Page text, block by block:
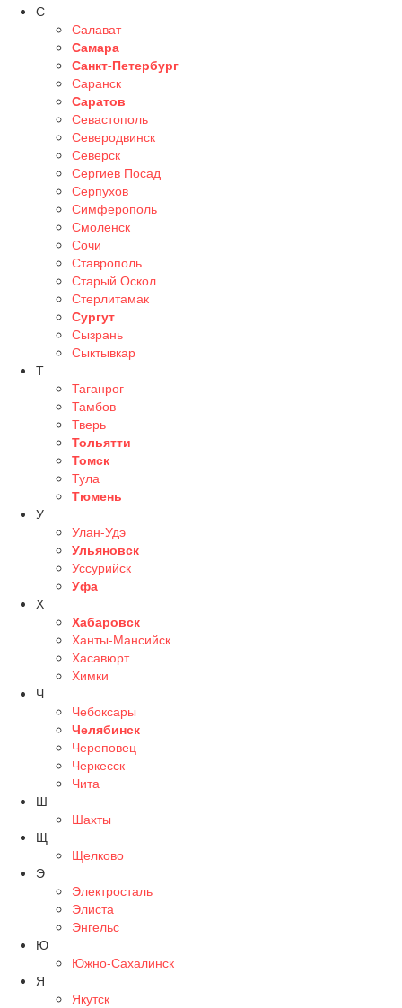
С
Салават
Самара
Санкт-Петербург
Саранск
Саратов
Севастополь
Северодвинск
Северск
Сергиев Посад
Серпухов
Симферополь
Смоленск
Сочи
Ставрополь
Старый Оскол
Стерлитамак
Сургут
Сызрань
Сыктывкар
Т
Таганрог
Тамбов
Тверь
Тольятти
Томск
Тула
Тюмень
У
Улан-Удэ
Ульяновск
Уссурийск
Уфа
Х
Хабаровск
Ханты-Мансийск
Хасавюрт
Химки
Ч
Чебоксары
Челябинск
Череповец
Черкесск
Чита
Ш
Шахты
Щ
Щелково
Э
Электросталь
Элиста
Энгельс
Ю
Южно-Сахалинск
Я
Якутск